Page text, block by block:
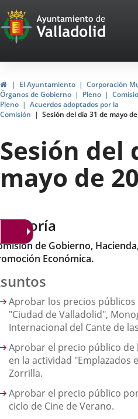
Portal
Web
del
Ayuntamiento
de
Valladolid
InicioEl Ayuntamiento
Corporación
Órganos de Gobierno
Pleno
Pleno
Acuerdos adoptados por la
Comisión
Sesión del día 31 de mayo
Sesión del
mayo de
de Gobierno,
Económica.
Aprobar los precios públicos
"Ciudad de Valladolid",
Internacional del Cante de
Aprobar el precio público
en la actividad "Emplazados
Zorrilla.
Aprobar el precio público
ciclo de Cine de Verano.